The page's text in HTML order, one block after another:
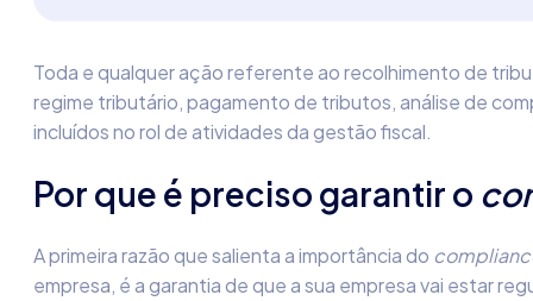
Toda e qualquer ação referente ao recolhimento de
regime tributário, pagamento de tributos, análise de
incluídos no rol de atividades da gestão fiscal.
Por que é preciso garantir o
A primeira razão que salienta a importância do
empresa, é a garantia de que a sua empresa vai estar